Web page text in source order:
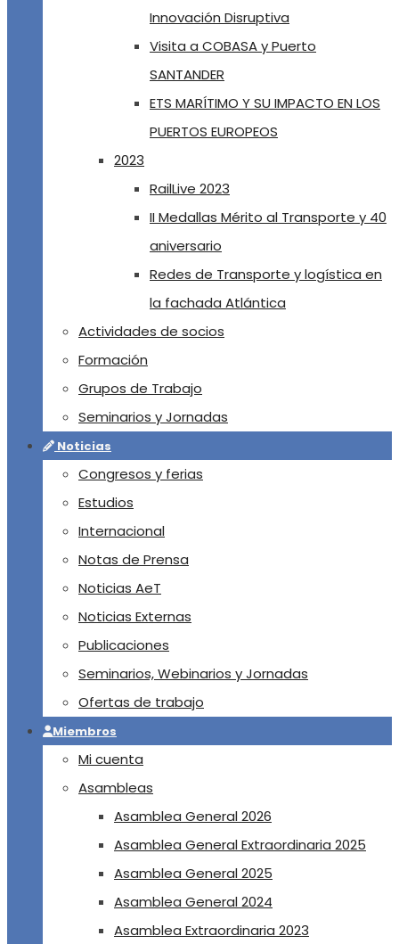
Innovación Disruptiva
Visita a COBASA y Puerto
SANTANDER
ETS MARÍTIMO Y SU IMPACTO EN LOS
PUERTOS EUROPEOS
2023
RailLive 2023
II Medallas Mérito al Transporte y 40
aniversario
Redes de Transporte y logística en
la fachada Atlántica
Actividades de socios
Formación
Grupos de Trabajo
Seminarios y Jornadas
Noticias
Congresos y ferias
Estudios
Internacional
Notas de Prensa
Noticias AeT
Noticias Externas
Publicaciones
Seminarios, Webinarios y Jornadas
Ofertas de trabajo
Miembros
Mi cuenta
Asambleas
Asamblea General 2026
Asamblea General Extraordinaria 2025
Asamblea General 2025
Asamblea General 2024
Asamblea Extraordinaria 2023